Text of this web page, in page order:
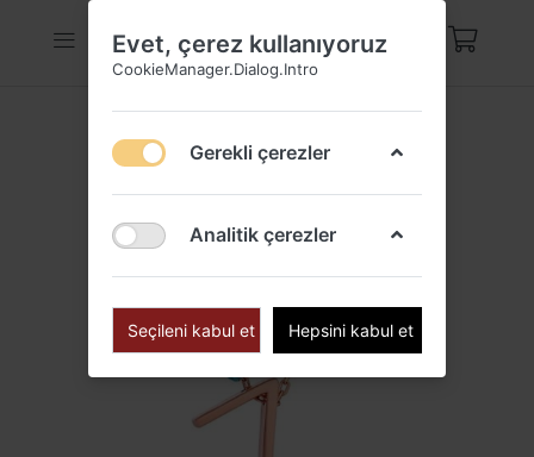
Evet, çerez kullanıyoruz
CookieManager.Dialog.Intro
Gerekli çerezler
Analitik çerezler
Seçileni kabul et Hepsini kabul et